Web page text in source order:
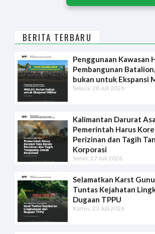
BERITA TERBARU
Penggunaan Kawasan
Pembangunan
bukan untuk Ekspansi
Selasa, 28 Juli 2026
Kalimantan Darurat
Pemerintah Harus
Perizinan dan Tagih
Korporasi
Senin, 27 Juli 2026
Selamatkan Karst
Tuntas Kejahatan
Dugaan TPPU
Kamis, 23 Juli 2026